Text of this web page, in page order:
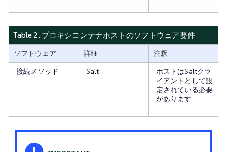
Table 2. プロキシコンテナホストのソフトウェア要件
ソフトウェア 詳細
注釈
接続メソッド
Salt
ホストはSaltクラ
イアントとして設
定されている必要
があります